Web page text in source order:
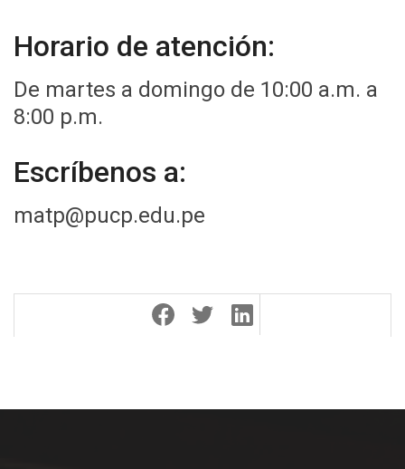
Horario de atención:
De martes a domingo de 10:00 a.m. a
8:00 p.m.
Escríbenos a:
matp@pucp.edu.pe